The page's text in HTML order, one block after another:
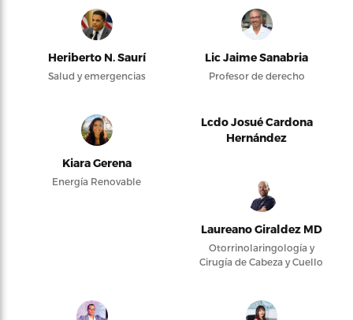
Heriberto N. Saurí
Salud y emergencias
Lic Jaime Sanabria
Profesor de derecho
Kiara Gerena
Energía Renovable
Lcdo Josué Cardona
Hernández
Laureano Giraldez MD
Otorrinolaringología y
Cirugía de Cabeza y Cuello